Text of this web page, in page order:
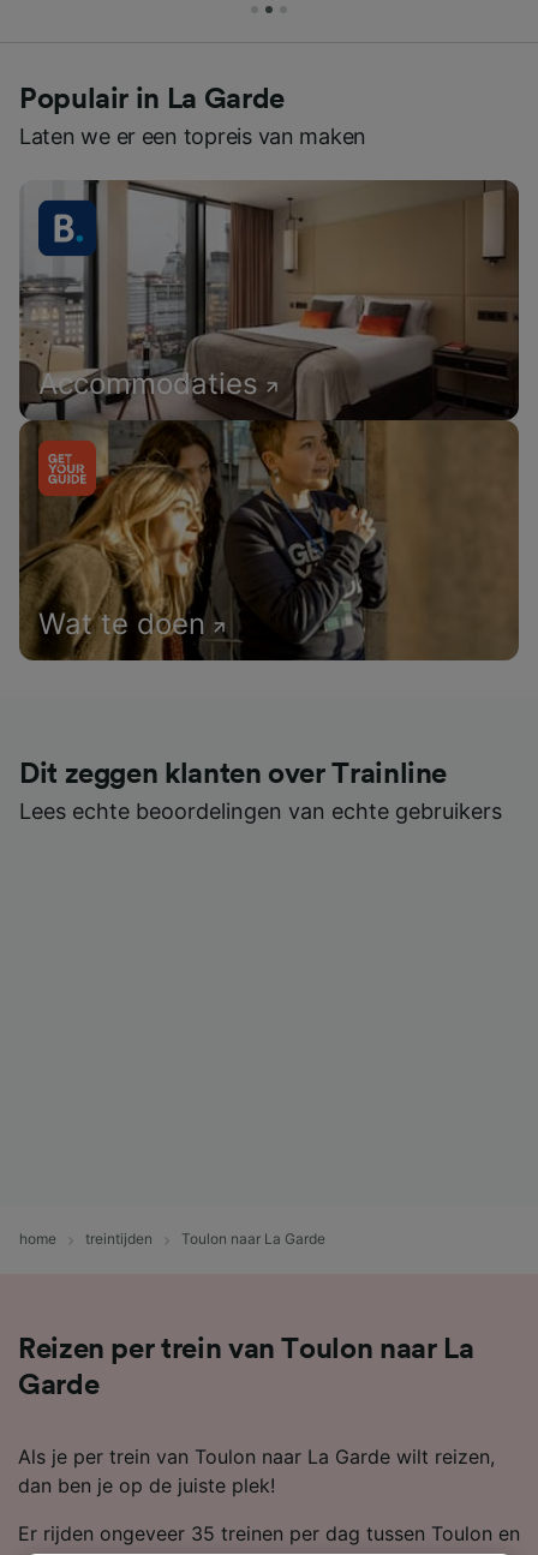
Populair in La Garde
Laten we er een topreis van maken
Accommodaties
Wat te doen
Dit zeggen klanten over Trainline
Lees echte beoordelingen van echte gebruikers
home treintijden Toulon naar La Garde
Reizen per trein van Toulon naar La
Garde
Als je per trein van Toulon naar La Garde wilt reizen,
dan ben je op de juiste plek!
Er rijden ongeveer 35 treinen per dag tussen Toulon en